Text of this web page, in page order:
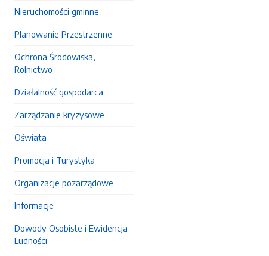
Nieruchomości gminne
Planowanie Przestrzenne
Ochrona Środowiska,
Rolnictwo
Działalność gospodarca
Zarządzanie kryzysowe
Oświata
Promocja i Turystyka
Organizacje pozarządowe
Informacje
Dowody Osobiste i Ewidencja
Ludności